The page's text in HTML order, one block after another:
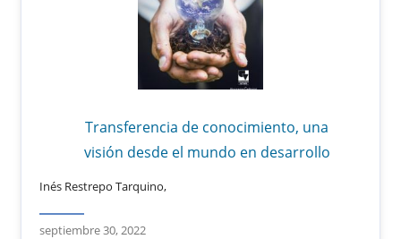
Transferencia de conocimiento, una
visión desde el mundo en desarrollo
Inés Restrepo Tarquino,
septiembre 30, 2022